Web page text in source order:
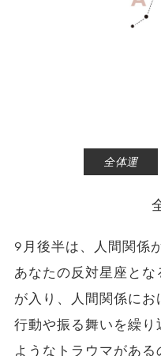
全体運
9月後半は、人間関係
あなたの反対星座と
が入り、人間関係に
行動や振る舞いを繰
ようなトラウマがあ